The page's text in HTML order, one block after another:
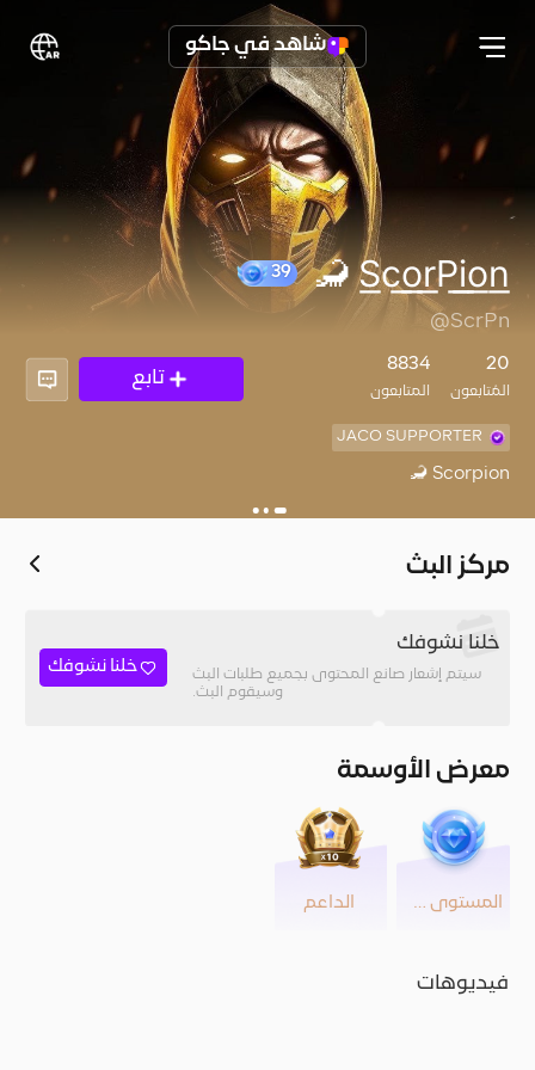
شاهد في جاكو
S͟c͟o͟r͟P͟i͟o͟n͟ 🦂
@ScrPn
20
المُتابعون
8834
المتابعون
تابع
JACO SUPPORTER
Scorpion 🦂
مركز البث
خلنا نشوفك
سيتم إشعار صانع المحتوى بجميع طلبات البث
وسيقوم البث.
خلنا نشوفك
معرض الأوسمة
المستوى 39 الداعم
فيديوهات